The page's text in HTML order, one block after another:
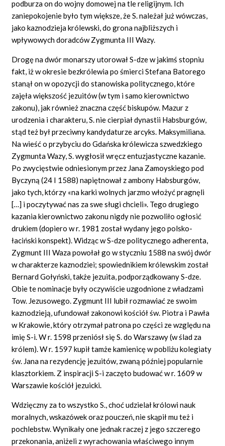
podburza on do wojny domowej na tle religijnym. Ich
zaniepokojenie było tym większe, że S. należał już wówczas,
jako kaznodzieja królewski, do grona najbliższych i
wpływowych doradców Zygmunta III Wazy.
Drogę na dwór monarszy utorował S-dze w jakimś stopniu
fakt, iż w okresie bezkrólewia po śmierci Stefana Batorego
stanął on w opozycji do stanowiska politycznego, które
zajęła większość jezuitów (w tym i samo kierownictwo
zakonu), jak również znaczna część biskupów. Mazur z
urodzenia i charakteru, S. nie cierpiał dynastii Habsburgów,
stąd też był przeciwny kandydaturze arcyks. Maksymiliana.
Na wieść o przybyciu do Gdańska królewicza szwedzkiego
Zygmunta Wazy, S. wygłosił wręcz entuzjastyczne kazanie.
Po zwycięstwie odniesionym przez Jana Zamoyskiego pod
Byczyną (24 I 1588) napiętnował z ambony Habsburgów,
jako tych, którzy «na karki wolnych jarzmo włożyć pragnęli
[…] i poczytywać nas za swe sługichcieli». Tego drugiego
kazania kierownictwo zakonu nigdy nie pozwoliło ogłosić
drukiem (dopiero w r. 1981 został wydany jego polsko-
łaciński konspekt). Widząc w S-dze politycznego adherenta,
Zygmunt III Waza powołał go w styczniu 1588 na swój dwór
w charakterze kaznodziei; spowiednikiem królewskim został
Bernard Gołyński, także jezuita, podporządkowany S-dze.
Obie te nominacje były oczywiście uzgodnione z władzami
Tow. Jezusowego. Zygmunt III lubił rozmawiać ze swoim
kaznodzieją, ufundował zakonowi kościół św. Piotra i Pawła
w Krakowie, który otrzymał patrona po części ze względu na
imię S-i. W r. 1598 przeniósł się S. do Warszawy (w ślad za
królem). W r. 1597 kupił tamże kamienicę w pobliżu kolegiaty
św. Jana na rezydencję jezuitów, zwaną później popularnie
klasztorkiem. Z inspiracji S-i zaczęto budować w r. 1609 w
Warszawie kościół jezuicki.
Wdzięczny za to wszystko S., choć udzielał królowi nauk
moralnych, wskazówek oraz pouczeń, nie skąpił mu też i
pochlebstw. Wynikały one jednak raczej z jego szczerego
przekonania, aniżeli z wyrachowania właściwego innym